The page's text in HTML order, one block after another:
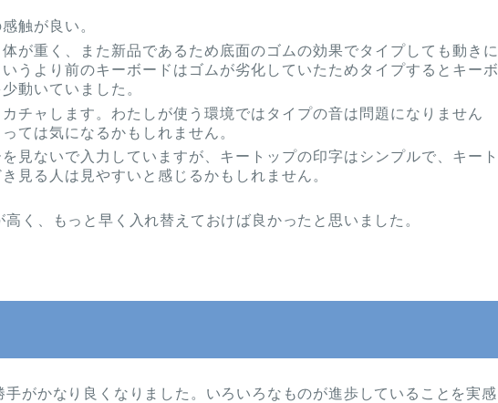
触が良い。
が重く、また新品であるため底面のゴムの効果でタイプしても動きに
いうより前のキーボードはゴムが劣化していたためタイプするとキーボ
動いていました。
チャします。わたしが使う環境ではタイプの音は問題になりません
ては気になるかもしれません。
見ないで入力していますが、キートップの印字はシンプルで、キート
見る人は見やすいと感じるかもしれません。
く、もっと早く入れ替えておけば良かったと思いました。
手がかなり良くなりました。いろいろなものが進歩していることを実感